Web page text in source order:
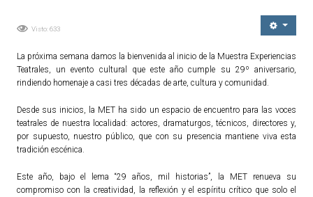
Servicios Municipales
Accesibilidad
SERVICIOS
Salud
Deportes
Visto: 633
La próxima semana damos la bienvenida al inicio de la Muestra Experiencias
Teatrales, un evento cultural que este año cumple su 29º aniversario,
rindiendo homenaje a casi tres décadas de arte, cultura y comunidad.
Desde sus inicios, la MET ha sido un espacio de encuentro para las voces
teatrales de nuestra localidad: actores, dramaturgos, técnicos, directores y,
por supuesto, nuestro público, que con su presencia mantiene viva esta
tradición escénica.
Este año, bajo el lema “29 años, mil historias”, la MET renueva su
compromiso con la creatividad, la reflexión y el espíritu crítico que solo el